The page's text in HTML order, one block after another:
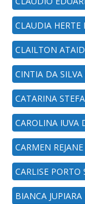
CLAUDIA HERTE
CLAILTON
CINTIA DA SILVA
CATARINA
CAROLINA IUVA
CARMEN
CARLISE PORTO
BIANCA